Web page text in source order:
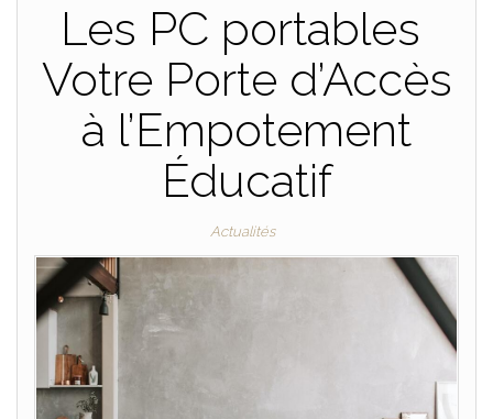
Les PC portables
Votre Porte d’Accès
à l’Empotement
Éducatif
Actualités